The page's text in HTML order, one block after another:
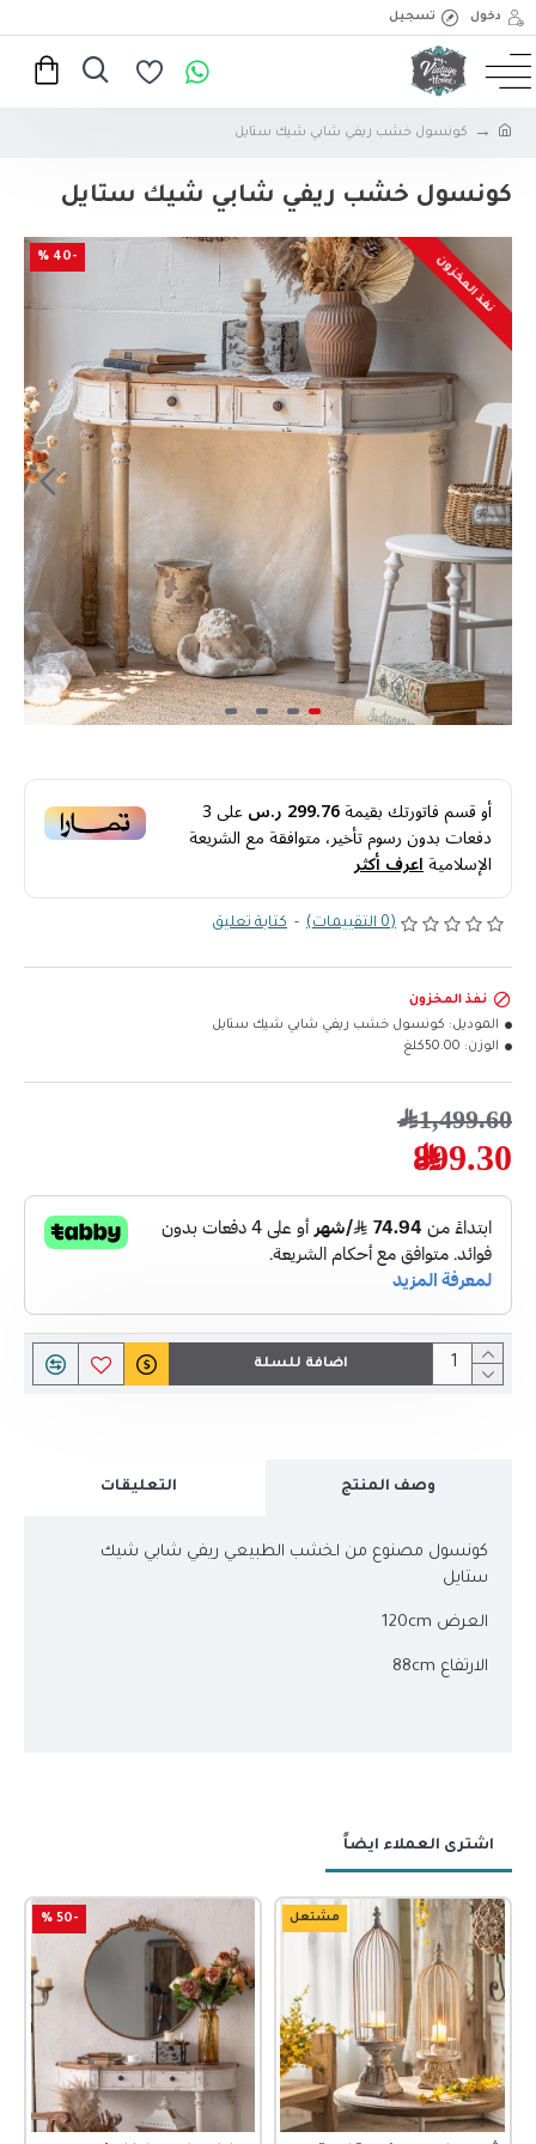
دخول تسجيل
كونسول خشب ريفي شابي شيك ستايل
كونسول خشب ريفي شابي شيك ستايل
-40 % نفذ المخزون
أو قسم فاتورتك بقيمة299.76 ر.س على3
دفعات بدون رسوم تأخير، متوافقة مع الشريعة
الإسلاميةاعرف أكثر
(0 التقييمات) - كتابة تعليق
899.30﷼
1,499.60﷼
نفذ المخزون
الموديل: كونسول خشب ريفي شابي شيك ستايل
الوزن: 50.00كلغ
اضافة للسلة
وصف المنتج التعليقات
كونسول مصنوع من اـخشب الطبيعي ريفي شابي شيك
ستايل
العرض 120cm
الارتفاع 88cm
اشترى العملاء ايضاً
مشتعل -50 %